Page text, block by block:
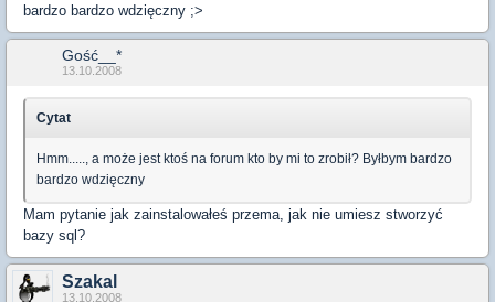
bardzo bardzo wdzięczny ;>
Gość__*
13.10.2008
Cytat
Hmm....., a może jest ktoś na forum kto by mi to zrobił? Byłbym bardzo
bardzo wdzięczny
Mam pytanie jak zainstalowałeś przema, jak nie umiesz stworzyć
bazy sql?
Szakal
13.10.2008